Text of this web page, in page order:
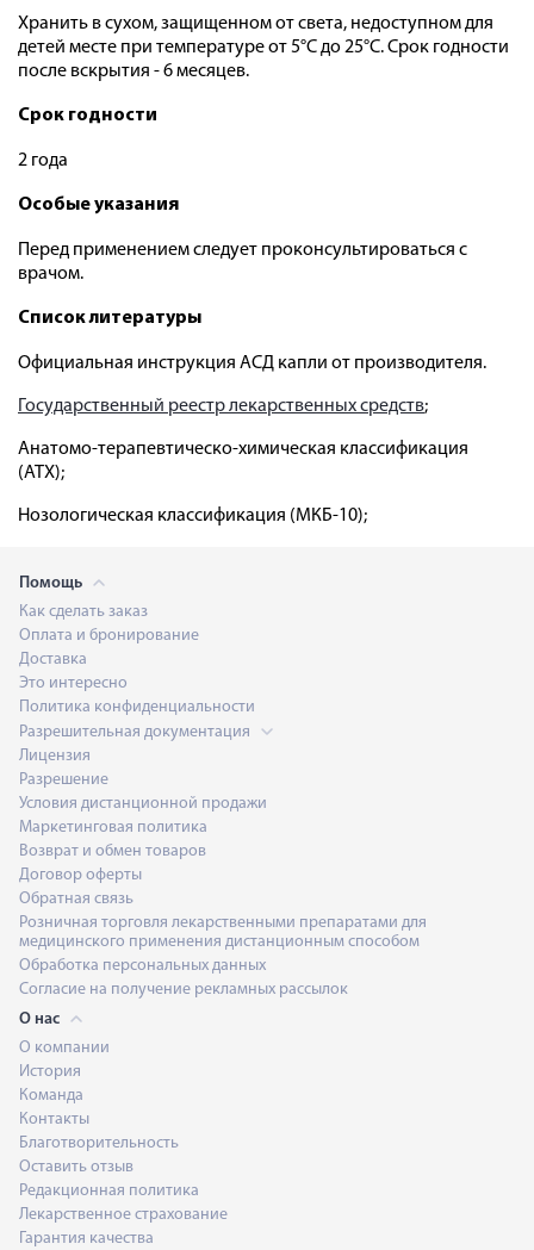
Хранить в сухом, защищенном от света, недоступном для
детей месте при температуре от 5°С до 25°С. Срок годности
после вскрытия - 6 месяцев.
Срок годности
2 года
Особые указания
Перед применением следует проконсультироваться с
врачом.
Список литературы
Официальная инструкция АСД капли от производителя.
Государственный реестр лекарственных средств;
Анатомо-терапевтическо-химическая классификация
(ATX);
Нозологическая классификация (МКБ-10);
Помощь
Как сделать заказ
Оплата и бронирование
Доставка
Это интересно
Политика конфиденциальности
Разрешительная документация
Лицензия
Разрешение
Условия дистанционной продажи
Маркетинговая политика
Возврат и обмен товаров
Договор оферты
Обратная связь
Розничная торговля лекарственными препаратами для
медицинского применения дистанционным способом
Обработка персональных данных
Согласие на получение рекламных рассылок
О нас
О компании
История
Команда
Контакты
Благотворительность
Оставить отзыв
Редакционная политика
Лекарственное страхование
Гарантия качества